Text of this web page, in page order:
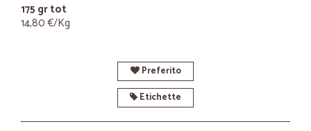
175 gr tot
14,80 €/Kg
Preferito
Etichette